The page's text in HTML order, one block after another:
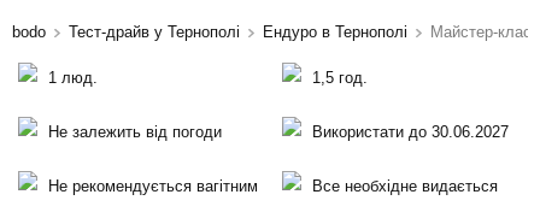
bodo Тест-драйв у Тернополі Ендуро в Тернополі Майстер-клас
1 люд. 1,5 год.
Не залежить від погоди Використати до 30.06.2027
Не рекомендується вагітним Все необхідне видається